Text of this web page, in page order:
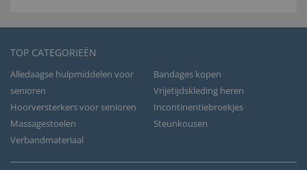
TOP CATEGORIEËN
Alledaagse hulpmiddelen voor
senioren
Bandages kopen
Vrijetijdskleding heren
Hoorversterkers voor senioren
Incontinentiebroekjes
Massagestoelen
Steunkousen
Verbandmateriaal